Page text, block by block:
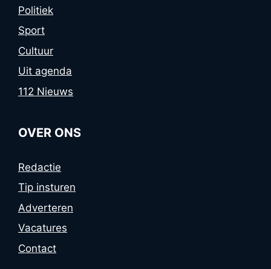
Politiek
Sport
Cultuur
Uit agenda
112 Nieuws
OVER ONS
Redactie
Tip insturen
Adverteren
Vacatures
Contact